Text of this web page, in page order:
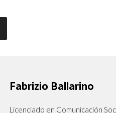
Fabrizio Ballarino
Licenciado en Comunicación